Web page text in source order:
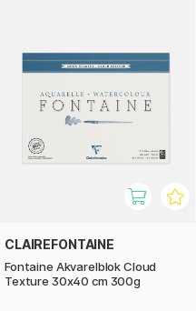
CLAIREFONTAINE
Fontaine Akvarelblok Cloud
Texture 30x40 cm 300g